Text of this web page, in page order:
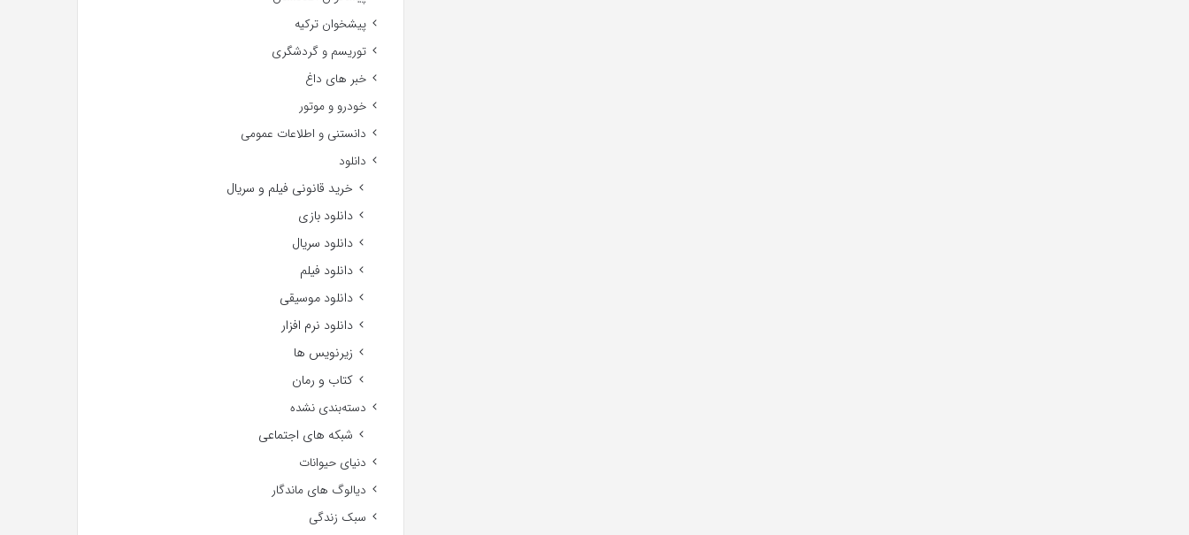
پیشخوان ترکیه
توریسم و گردشگری
خبر های داغ
خودرو و موتور
دانستنی و اطلاعات عمومی
دانلود
خرید قانونی فیلم و سریال
دانلود بازی
دانلود سریال
دانلود فیلم
دانلود موسیقی
دانلود نرم افزار
زیرنویس ها
کتاب و رمان
دسته‌بندی نشده
شبکه های اجتماعی
دنیای حیوانات
دیالوگ های ماندگار
سبک زندگی